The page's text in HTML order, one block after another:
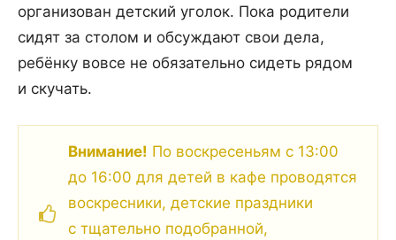
организован детский уголок. Пока родители
сидят за столом и обсуждают свои дела,
ребёнку вовсе не обязательно сидеть рядом
и скучать.
Внимание! По воскресеньям с 13:00
до 16:00 для детей в кафе проводятся
воскресники, детские праздники
с тщательно подобранной,